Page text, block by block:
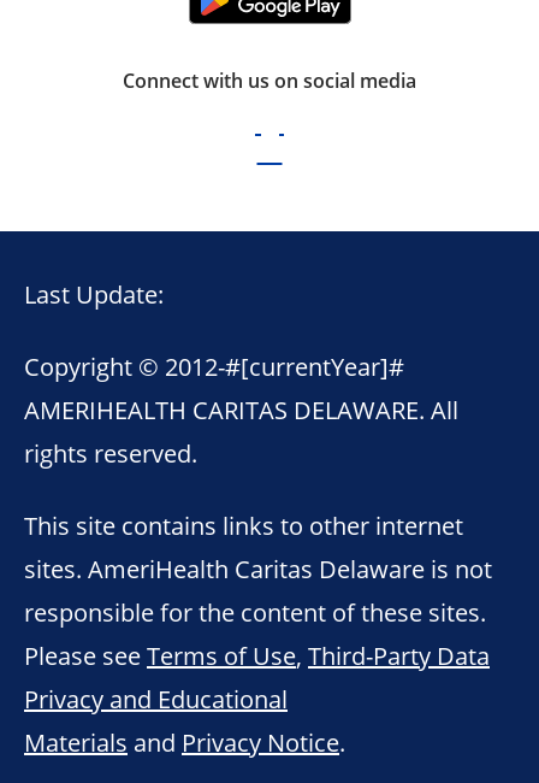
Connect with us on social media
Last Update:
Copyright © 2012-#[currentYear]#
AMERIHEALTH CARITAS DELAWARE. All
rights reserved.
This site contains links to other internet
sites. AmeriHealth Caritas Delaware is not
responsible for the content of these sites.
Please seeTerms of Use, Third-Party Data
Privacy and Educational
Materials and Privacy Notice.